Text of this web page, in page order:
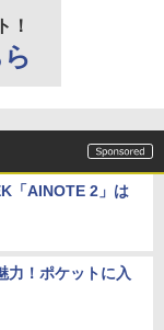
！
「AINOTE 2」は
力！ポケットに入